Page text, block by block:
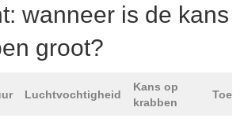
wanneer is de kans
groot?
Luchtvochtigheid
Kans op
krabben